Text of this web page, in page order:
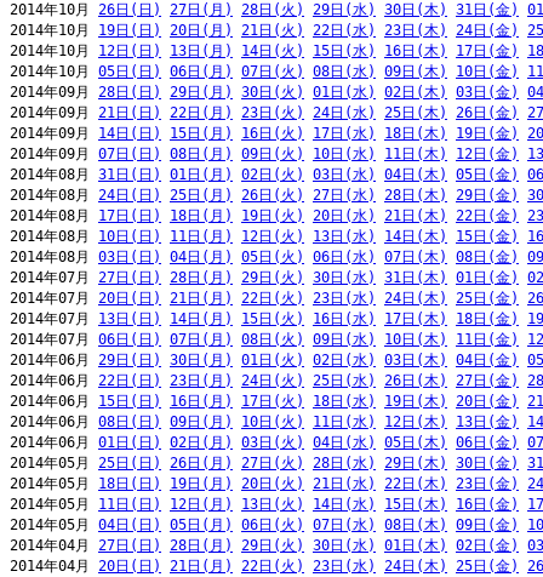
2014年10月 26日(日) 27日(月) 28日(火) 29日(水) 30日(木) 31日(金)
2014年10月 19日(日) 20日(月) 21日(火) 22日(水) 23日(木) 24日(金)
2014年10月 12日(日) 13日(月) 14日(火) 15日(水) 16日(木) 17日(金)
2014年10月 05日(日) 06日(月) 07日(火) 08日(水) 09日(木) 10日(金)
2014年09月 28日(日) 29日(月) 30日(火) 01日(水) 02日(木) 03日(金)
2014年09月 21日(日) 22日(月) 23日(火) 24日(水) 25日(木) 26日(金)
2014年09月 14日(日) 15日(月) 16日(火) 17日(水) 18日(木) 19日(金)
2014年09月 07日(日) 08日(月) 09日(火) 10日(水) 11日(木) 12日(金)
2014年08月 31日(日) 01日(月) 02日(火) 03日(水) 04日(木) 05日(金)
2014年08月 24日(日) 25日(月) 26日(火) 27日(水) 28日(木) 29日(金)
2014年08月 17日(日) 18日(月) 19日(火) 20日(水) 21日(木) 22日(金)
2014年08月 10日(日) 11日(月) 12日(火) 13日(水) 14日(木) 15日(金)
2014年08月 03日(日) 04日(月) 05日(火) 06日(水) 07日(木) 08日(金)
2014年07月 27日(日) 28日(月) 29日(火) 30日(水) 31日(木) 01日(金)
2014年07月 20日(日) 21日(月) 22日(火) 23日(水) 24日(木) 25日(金)
2014年07月 13日(日) 14日(月) 15日(火) 16日(水) 17日(木) 18日(金)
2014年07月 06日(日) 07日(月) 08日(火) 09日(水) 10日(木) 11日(金)
2014年06月 29日(日) 30日(月) 01日(火) 02日(水) 03日(木) 04日(金)
2014年06月 22日(日) 23日(月) 24日(火) 25日(水) 26日(木) 27日(金)
2014年06月 15日(日) 16日(月) 17日(火) 18日(水) 19日(木) 20日(金)
2014年06月 08日(日) 09日(月) 10日(火) 11日(水) 12日(木) 13日(金)
2014年06月 01日(日) 02日(月) 03日(火) 04日(水) 05日(木) 06日(金)
2014年05月 25日(日) 26日(月) 27日(火) 28日(水) 29日(木) 30日(金)
2014年05月 18日(日) 19日(月) 20日(火) 21日(水) 22日(木) 23日(金)
2014年05月 11日(日) 12日(月) 13日(火) 14日(水) 15日(木) 16日(金)
2014年05月 04日(日) 05日(月) 06日(火) 07日(水) 08日(木) 09日(金)
2014年04月 27日(日) 28日(月) 29日(火) 30日(水) 01日(木) 02日(金)
2014年04月 20日(日) 21日(月) 22日(火) 23日(水) 24日(木) 25日(金)